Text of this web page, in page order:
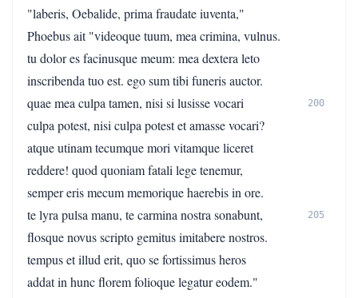
"laberis, Oebalide, prima fraudate iuventa,"
Phoebus ait "videoque tuum, mea crimina, vulnus.
tu dolor es facinusque meum: mea dextera leto
inscribenda tuo est. ego sum tibi funeris auctor.
quae mea culpa tamen, nisi si lusisse vocari
200
culpa potest, nisi culpa potest et amasse vocari?
atque utinam tecumque mori vitamque liceret
reddere! quod quoniam fatali lege tenemur,
semper eris mecum memorique haerebis in ore.
te lyra pulsa manu, te carmina nostra sonabunt,
205
flosque novus scripto gemitus imitabere nostros.
tempus et illud erit, quo se fortissimus heros
addat in hunc florem folioque legatur eodem."